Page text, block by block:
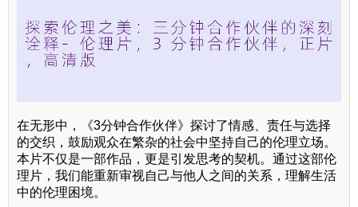
在无形中，《3分钟合作伙伴》探讨了情感、责任与选择
的交织，鼓励观众在繁杂的社会中坚持自己的伦理立场。
本片不仅是一部作品，更是引发思考的契机。通过这部伦
理片，我们能重新审视自己与他人之间的关系，理解生活
中的伦理困境。